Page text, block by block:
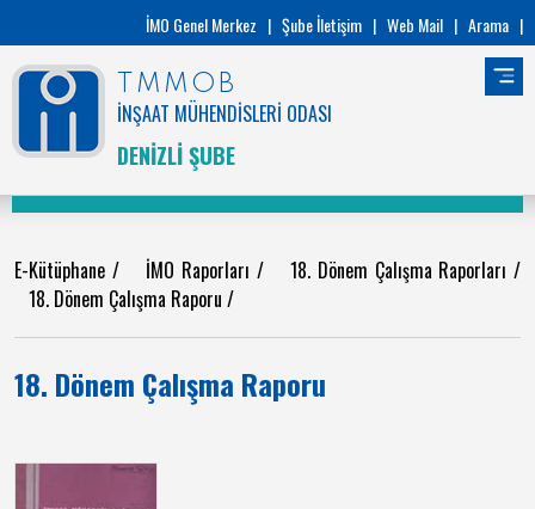
İMO Genel Merkez | Şube İletişim | Web Mail | Arama |
TMMOB
İNŞAAT MÜHENDİSLERİ ODASI
DENİZLİ ŞUBE
E-Kütüphane / İMO Raporları /18. Dönem Çalışma Raporları/
18. Dönem Çalışma Raporu /
18. Dönem Çalışma Raporu